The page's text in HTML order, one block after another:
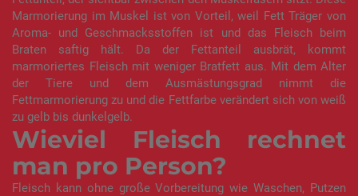
Marmorierung im Muskel ist von Vorteil, weil Fett Träger von
Aroma- und Geschmacksstoffen ist und das Fleisch beim
Braten saftig hält. Da der Fettanteil ausbrät, kommt
marmoriertes Fleisch mit weniger Bratfett aus. Mit dem Alter
der Tiere und dem Ausmästungsgrad nimmt die
Fettmarmorierung zu und die Fettfarbe verändert sich von weiß
zu gelb bis dunkelgelb.
Wieviel Fleisch rechnet
man pro Person?
Fleisch kann ohne große Vorbereitung wie Waschen, Putzen